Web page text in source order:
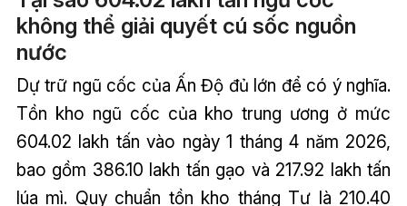
không thể giải quyết cú sốc nguồn
nước
Dự trữ ngũ cốc của Ấn Độ đủ lớn để có ý nghĩa.
Tồn kho ngũ cốc của kho trung ương ở mức
604.02 lakh tấn vào ngày 1 tháng 4 năm 2026,
bao gồm 386.10 lakh tấn gạo và 217.92 lakh tấn
lúa mì. Quy chuẩn tồn kho tháng Tư là 210.40